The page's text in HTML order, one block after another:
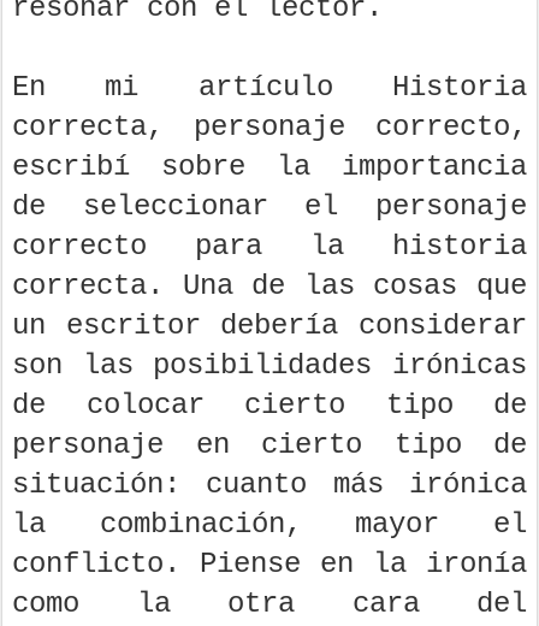
resonar con el lector.
En mi artículo Historia
correcta, personaje correcto,
escribí sobre la importancia
de seleccionar el personaje
correcto para la historia
correcta. Una de las cosas que
un escritor debería considerar
son las posibilidades irónicas
de colocar cierto tipo de
personaje en cierto tipo de
situación: cuanto más irónica
la combinación, mayor el
conflicto. Piense en la ironía
como la otra cara del